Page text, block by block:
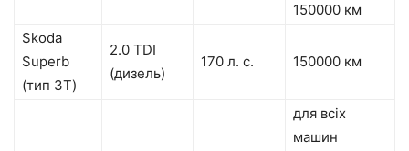
150000 км
Skoda
Superb
(тип 3Т)
2.0 TDI
(дизель)
170 л. с. 150000 км
для всіх
машин